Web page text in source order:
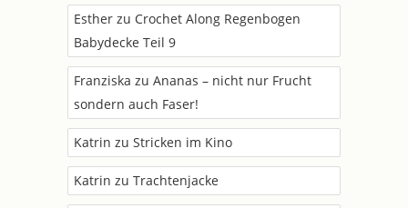
Esther zu Crochet Along Regenbogen
Babydecke Teil 9
Franziska zu Ananas – nicht nur Frucht
sondern auch Faser!
Katrin zu Stricken im Kino
Katrin zu Trachtenjacke